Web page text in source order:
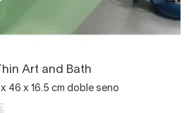
Art and Bath
46 x 16.5 cm doble seno